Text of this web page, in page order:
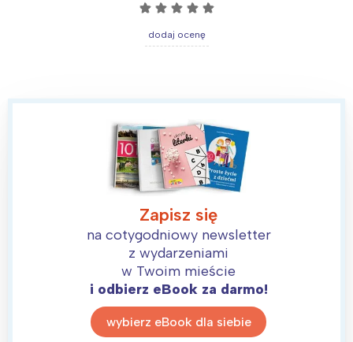
☆ ☆ ☆ ☆ ☆
dodaj ocenę
Zapisz się
na cotygodniowy newsletter
z wydarzeniami
w Twoim mieście
i odbierz eBook za darmo!
wybierz eBook dla siebie
Interesują mnie wydarzenia z
tego regionu:
Łódź
Trójmiasto
Poznań
Śląsk
Kraków
Południe
Północ